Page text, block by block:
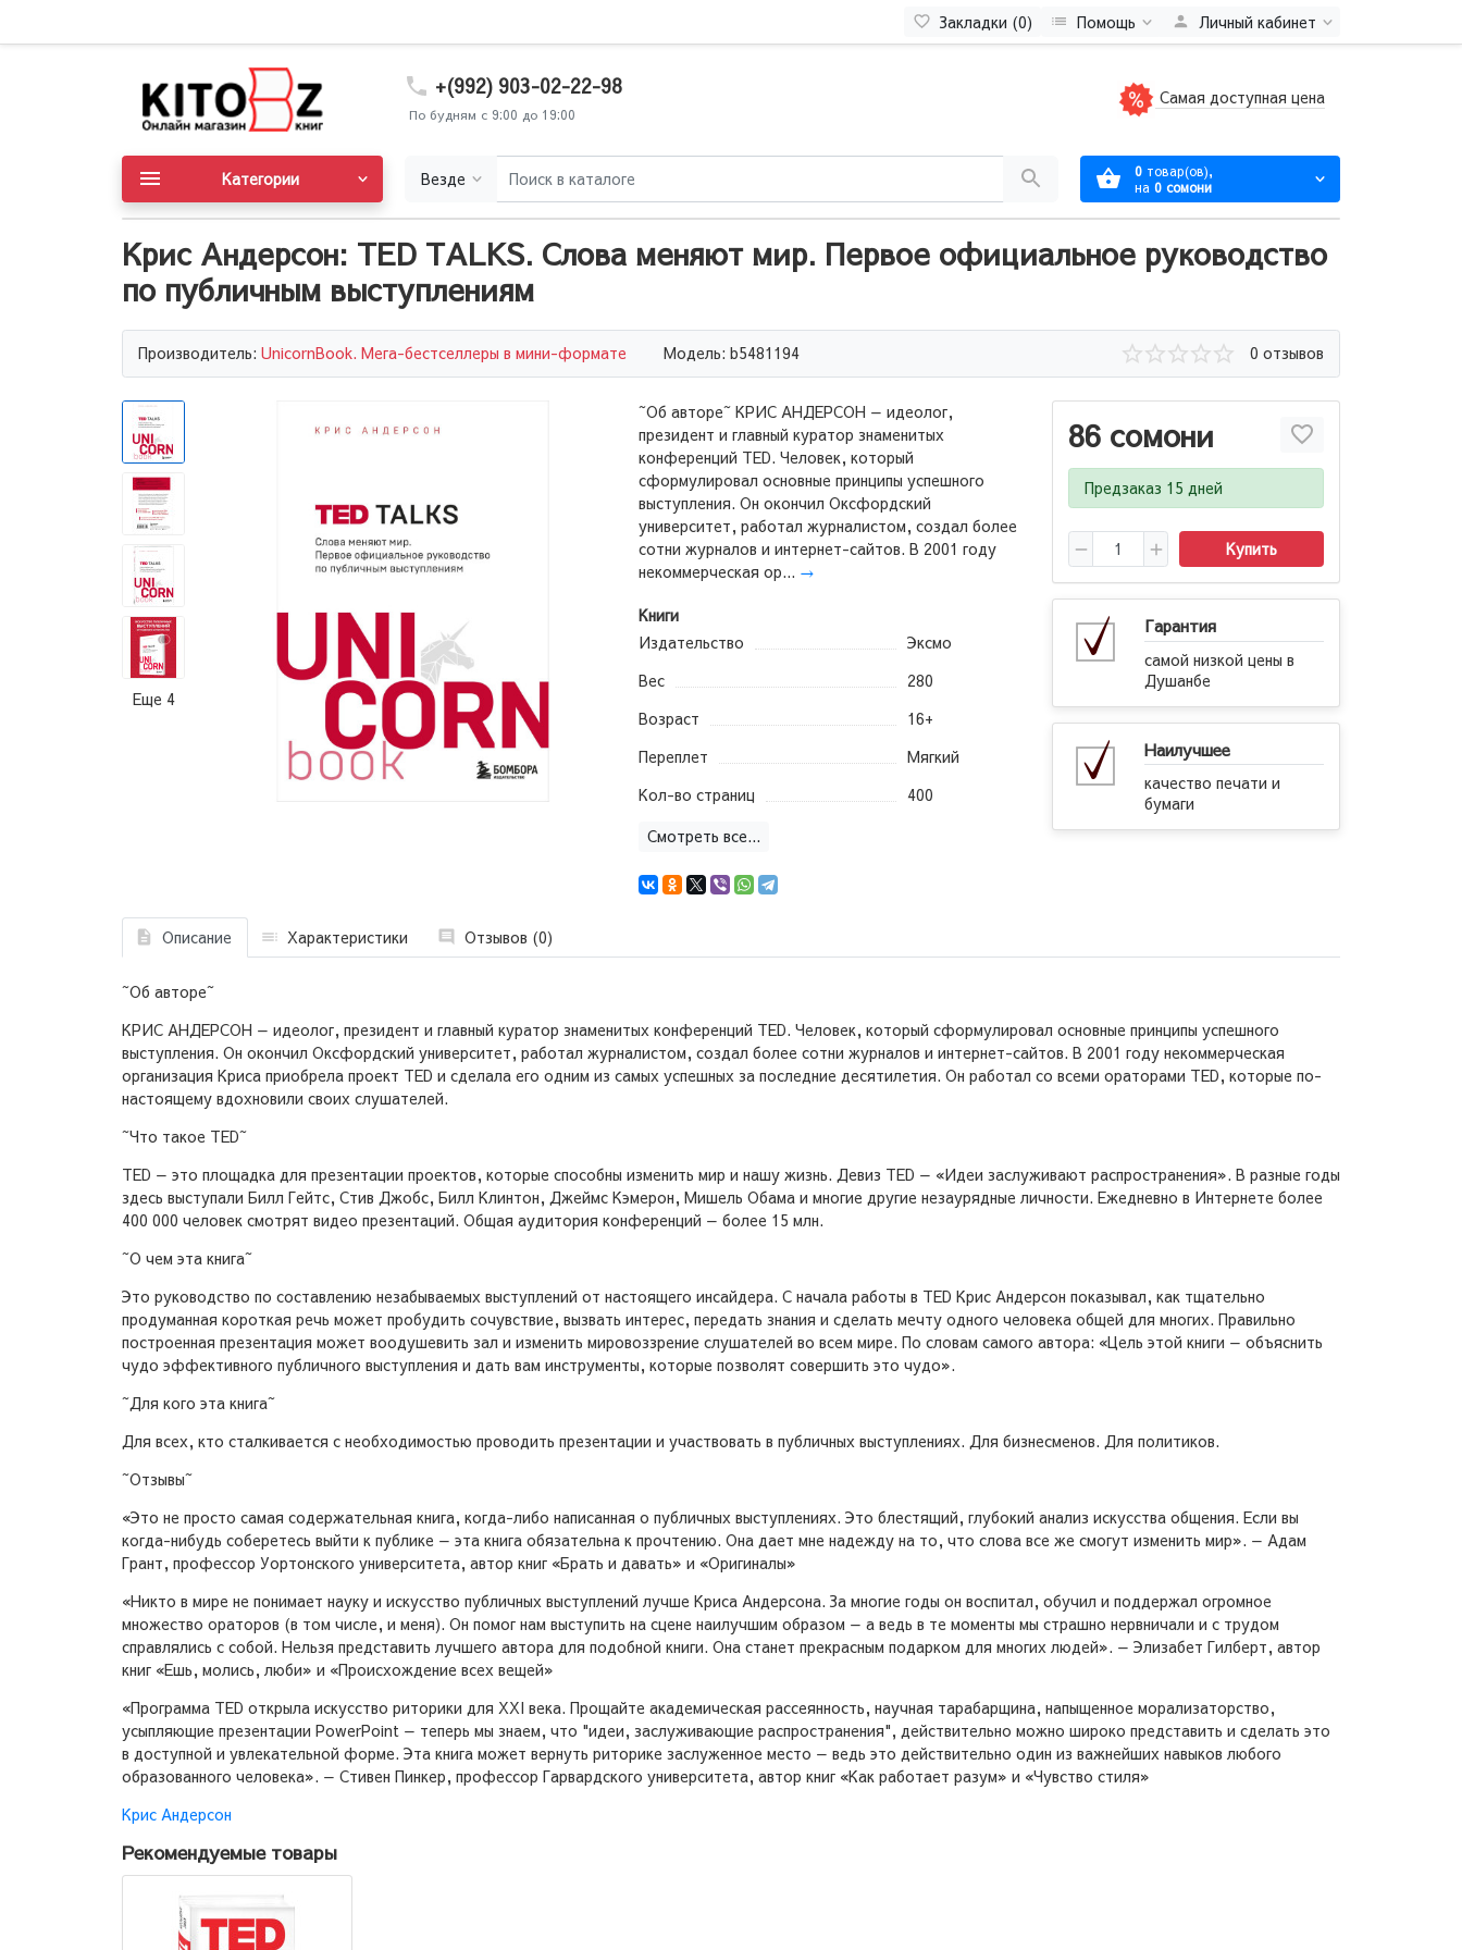
Закладки (0) Помощь Личный кабинет
+(992) 903-02-22-98
По будням с 9:00 до 19:00
Самая доступная цена
Везде 0 товар(ов),
на 0 сомони
Категории
Крис Андерсон: TED TALKS. Слова меняют мир. Первое официальное руководство
по публичным выступлениям
Производитель: UnicornBook. Мега-бестселлеры в мини-формате Модель: b5481194 0 отзывов
Еще 4
86 сомони
Предзаказ 15 дней
Купить
Гарантия
самой низкой цены в
Душанбе
Наилучшее
качество печати и
бумаги
~Об авторе~ КРИС АНДЕРСОН — идеолог,
президент и главный куратор знаменитых
конференций TED. Человек, который
сформулировал основные принципы успешного
выступления. Он окончил Оксфордский
университет, работал журналистом, создал более
сотни журналов и интернет-сайтов. В 2001 году
некоммерческая ор... →
Книги
Издательство
Эксмо
Вес
280
Возраст
16+
Переплет
Мягкий
Кол-во страниц
400
Смотреть все...
Описание Характеристики Отзывов (0)
~Об авторе~
КРИС АНДЕРСОН — идеолог, президент и главный куратор знаменитых конференций TED. Человек, который сформулировал основные принципы успешного
выступления. Он окончил Оксфордский университет, работал журналистом, создал более сотни журналов и интернет-сайтов. В 2001 году некоммерческая
организация Криса приобрела проект ТED и сделала его одним из самых успешных за последние десятилетия. Он работал со всеми ораторами TED, которые по-
настоящему вдохновили своих слушателей.
~Что такое TED~
ТЕD — это площадка для презентации проектов, которые способны изменить мир и нашу жизнь. Девиз TED — «Идеи заслуживают распространения». В разные годы
здесь выступали Билл Гейтс, Стив Джобс, Билл Клинтон, Джеймс Кэмерон, Мишель Обама и многие другие незаурядные личности. Ежедневно в Интернете более
400 000 человек смотрят видео презентаций. Общая аудитория конференций — более 15 млн.
~О чем эта книга~
Это руководство по составлению незабываемых выступлений от настоящего инсайдера. С начала работы в TED Крис Андерсон показывал, как тщательно
продуманная короткая речь может пробудить сочувствие, вызвать интерес, передать знания и сделать мечту одного человека общей для многих. Правильно
построенная презентация может воодушевить зал и изменить мировоззрение слушателей во всем мире. По словам самого автора: «Цель этой книги — объяснить
чудо эффективного публичного выступления и дать вам инструменты, которые позволят совершить это чудо».
~Для кого эта книга~
Для всех, кто сталкивается с необходимостью проводить презентации и участвовать в публичных выступлениях. Для бизнесменов. Для политиков.
~Отзывы~
«Это не просто самая содержательная книга, когда-либо написанная о публичных выступлениях. Это блестящий, глубокий анализ искусства общения. Если вы
когда-нибудь соберетесь выйти к публике — эта книга обязательна к прочтению. Она дает мне надежду на то, что слова все же смогут изменить мир». — Адам
Грант, профессор Уортонского университета, автор книг «Брать и давать» и «Оригиналы»
«Никто в мире не понимает науку и искусство публичных выступлений лучше Криса Андерсона. За многие годы он воспитал, обучил и поддержал огромное
множество ораторов (в том числе, и меня). Он помог нам выступить на сцене наилучшим образом — а ведь в те моменты мы страшно нервничали и с трудом
справлялись с собой. Нельзя представить лучшего автора для подобной книги. Она станет прекрасным подарком для многих людей». — Элизабет Гилберт, автор
книг «Ешь, молись, люби» и «Происхождение всех вещей»
«Программа TED открыла искусство риторики для XXI века. Прощайте академическая рассеянность, научная тарабарщина, напыщенное морализаторство,
усыпляющие презентации PowerPoint — теперь мы знаем, что "идеи, заслуживающие распространения", действительно можно широко представить и сделать это
в доступной и увлекательной форме. Эта книга может вернуть риторике заслуженное место — ведь это действительно один из важнейших навыков любого
образованного человека». — Стивен Пинкер, профессор Гарвардского университета, автор книг «Как работает разум» и «Чувство стиля»
Крис Андерсон
Рекомендуемые товары